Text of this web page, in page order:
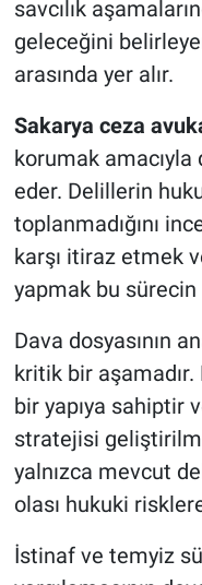
savcılık
geleceğini
arasında yer alır.
Sakarya ceza
korumak
eder. Delillerin
toplanmadığını
karşı itiraz etmek
yapmak bu sürecin
Dava dosyasının
kritik bir
bir yapıya sahiptir
stratejisi
yalnızca mevcut
olası hukuki
İstinaf ve temyiz